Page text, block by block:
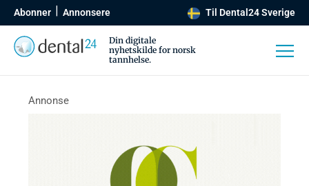
Abonner Annonsere Til Dental24 Sverige
Din digitale
nyhetskilde for norsk
tannhelse.